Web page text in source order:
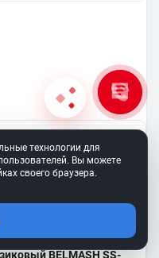
BELMASH SS-
технологии для
Вы можете
своего браузера.